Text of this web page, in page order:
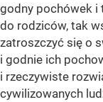
godny pochówek i
do rodziców, tak
zatroszczyć się o
i godnie ich
i rzeczywiste
cywilizowanych